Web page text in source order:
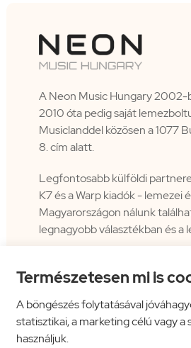
Természetesen mi is
A böngészés folytatásával
statisztikai, a marketing célú vagy a
használjuk.
A Neon Music Hungary 2002-
2010 óta pedig saját
Musiclanddel közösen a 1077
8. cím alatt.
Legfontosabb külföldi
K7 és a Warp kiadók - lemezei
Magyarországon nálunk
legnagyobb választékban és a